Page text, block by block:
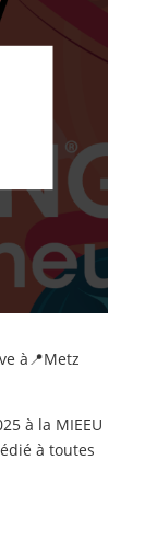
à📍Metz
à la MIEEU
à toutes